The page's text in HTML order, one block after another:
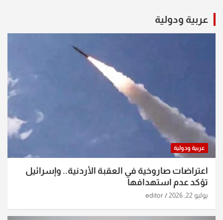
عربية ودولية
عربية ودولية
اعتراضات صاروخية في العقبة الأردنية.. وإسرائيل
تؤكد عدم استهدافها
يوليو 22, 2026 editor